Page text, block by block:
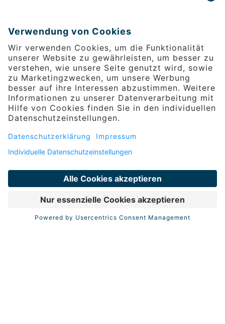
GESCHENKKARTEN
Die perfekte Geschenkidee für jeden
Anlass: Machen Sie Ihren Liebsten mit
klassischen Geschenkgutscheinen für die
Resorts der VAMED Vitality World eine
MEHR ERFAHREN